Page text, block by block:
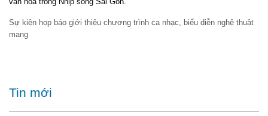
Sự kiện họp báo giới thiệu chương trình ca nhạc, biểu diễn nghệ thuật
mang
Tin mới